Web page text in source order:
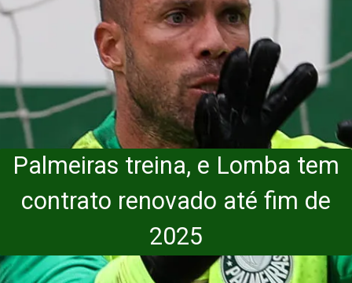
Palmeiras treina, e Lomba tem
contrato renovado até fim de
2025